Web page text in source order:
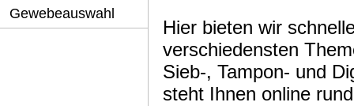
Gewebeauswahl
Hier bieten wir
verschiedensten
Sieb-, Tampon- und
steht Ihnen online